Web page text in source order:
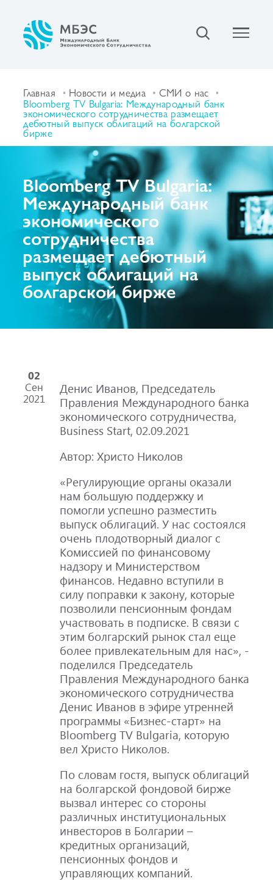
Главная Новости и медиа СМИ о нас
Bloomberg TV Bulgaria: Международный банк
экономического сотрудничества размещает
дебютный выпуск облигаций на болгарской
бирже
Bloomberg TV Bulgaria:
Международный банк
экономического
сотрудничества
размещает дебютный
выпуск облигаций на
болгарской бирже
02
Сен
2021
Денис Иванов, Председатель
Правления Международного банка
экономического сотрудничества,
Business Start, 02.09.2021
Автор: Христо Николов
«Регулирующие органы оказали
нам большую поддержку и
помогли успешно разместить
выпуск облигаций. У нас состоялся
очень плодотворный диалог с
Комиссией по финансовому
надзору и Министерством
финансов. Недавно вступили в
силу поправки к закону, которые
позволили пенсионным фондам
участвовать в подписке. В связи с
этим болгарский рынок стал еще
более привлекательным для нас», -
поделился Председатель
Правления Международного банка
экономического сотрудничества
Денис Иванов в эфире утренней
программы «Бизнес-старт» на
Bloomberg TV Bulgaria, которую
вел Христо Николов.
По словам гостя, выпуск облигаций
на болгарской фондовой бирже
вызвал интерес со стороны
различных институциональных
инвесторов в Болгарии –
кредитных организаций,
пенсионных фондов и
управляющих компаний.